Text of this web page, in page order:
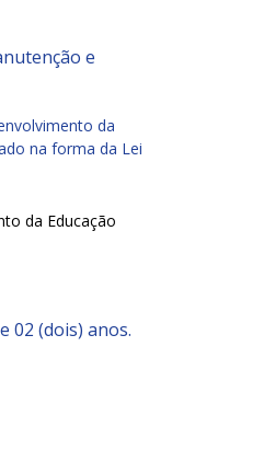
e
da
na forma da Lei
da Educação
02 (dois) anos.